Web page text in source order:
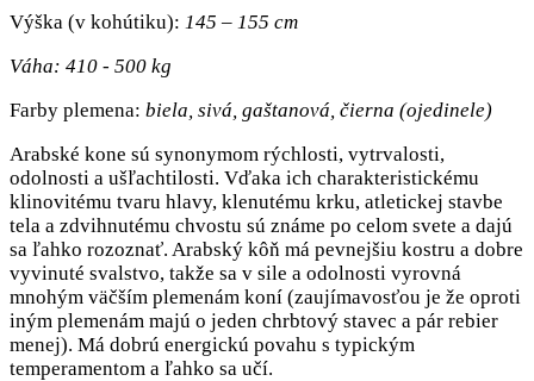
Výška (v kohútiku): 145 – 155 cm
Váha: 410 - 500 kg
Farby plemena: biela, sivá, gaštanová, čierna (ojedinele)
Arabské kone sú synonymom rýchlosti, vytrvalosti,
odolnosti a ušľachtilosti. Vďaka ich charakteristickému
klinovitému tvaru hlavy, klenutému krku, atletickej stavbe
tela a zdvihnutému chvostu sú známe po celom svete a dajú
sa ľahko rozoznať. Arabský kôň má pevnejšiu kostru a dobre
vyvinuté svalstvo, takže sa v sile a odolnosti vyrovná
mnohým väčším plemenám koní (zaujímavosťou je že oproti
iným plemenám majú o jeden chrbtový stavec a pár rebier
menej). Má dobrú energickú povahu s typickým
temperamentom a ľahko sa učí.